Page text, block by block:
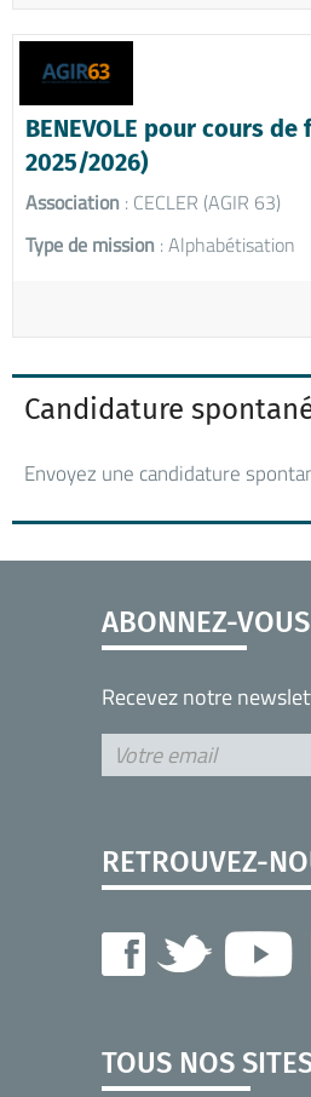
BENEVOLE pour cours
2025/2026)
Association : CECLER (AGIR 63)
Type de mission : Alphabétisation
Candidature
Envoyez une candidature
ABONNEZ-VOUS
Recevez notre
RETROUVEZ-
TOUS NOS